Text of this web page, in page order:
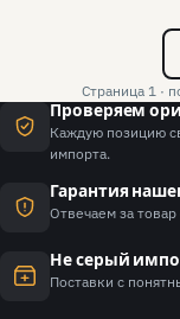
Страница 1 ·
Проверяем
Каждую позицию
импорта.
Гарантия
Отвечаем за товар
Не серый
Поставки с